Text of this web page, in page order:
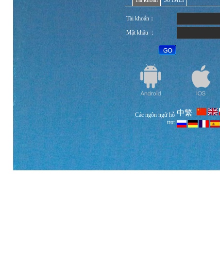
Tài khoản：
Mật khẩu ：
Các ngôn ngữ hỗ
trợ:
中繁